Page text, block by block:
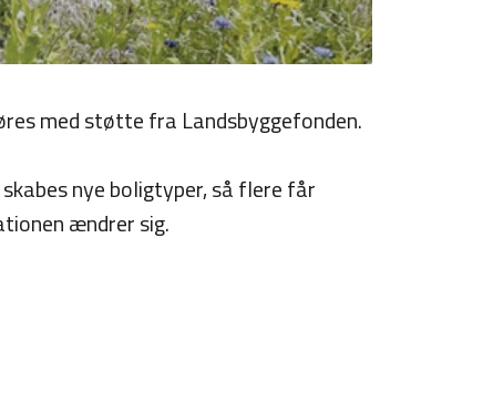
med støtte fra Landsbyggefonden.
nye boligtyper, så flere får
ændrer sig.